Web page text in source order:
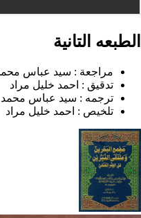
التانية
مراجعة : سيد عباس محمد
تدقيق :احمد خليل مراد
ترجمه : سيد عباس محمد
تلخيص :احمد خليل مراد